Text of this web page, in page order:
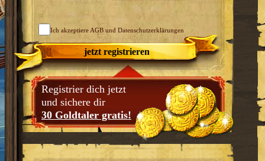
Ich akzeptiere AGB und Datenschutzerklärungen
jetzt registrieren
Registrier dich jetzt
und sichere dir
30 Goldtaler gratis!